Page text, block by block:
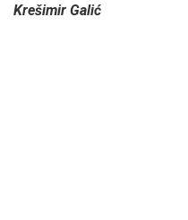
Krešimir Galić